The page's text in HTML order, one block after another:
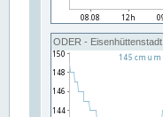
ODER - Eisenhüttenstadt